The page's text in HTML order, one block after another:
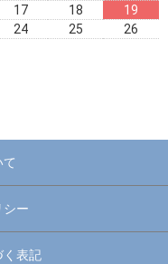
17 18
19
24 25
26
シー
く表記